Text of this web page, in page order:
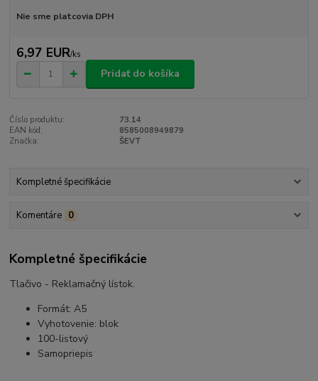
Nie sme platcovia DPH
6,97 EUR/ks
Pridať do košíka
Číslo produktu:
73.14
EAN kód:
8585008949879
Značka:
ŠEVT
Kompletné špecifikácie
Komentáre 0
Kompletné špecifikácie
Tlačivo - Reklamačný lístok.
Formát: A5
Vyhotovenie: blok
100-listový
Samopriepis